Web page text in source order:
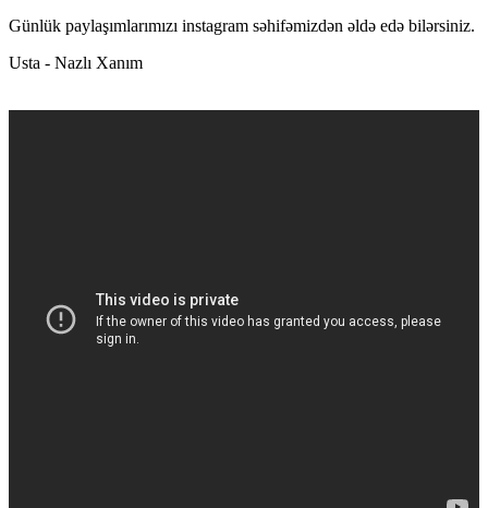
Günlük paylaşımlarımızı instagram səhifəmizdən əldə edə bilərsiniz.
Usta - Nazlı Xanım